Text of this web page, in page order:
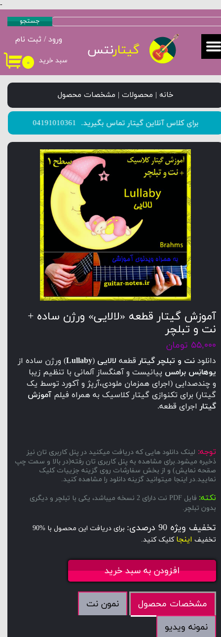
-
۰ سبد خرید
ورود / ثبت نام
حساب کاربری من
تغییر گذر واژه
خروج از حساب کاربری
گیتارنتس
جستجو
خانه | محصولات | مشخصات محصول
​​​​​​​برای کلاس آنلاین گیتار تماس بگیرید. 04191010361
آموزش گیتار قطعه «لالایی» ورژن ساده +
نت و تبلچر
۵۵,۰۰۰ تومان
دانلود نت و تبلچر گیتار قطعه لالایی (
Lullaby) ورژن ساده از
یوهانِس برامس پیانیست و آهنگساز آلمانی با تنظیم زیبا
و چندصدایی (اجرای همزمان ملودی،آرپژ و آکورد توسط یک
گیتار) برای تکنوازی گیتار کلاسیک به همراه فیلم آموزش
گیتار اجرای قطعه.
توجه: لینک دانلود هایی که دریافت میکنید در پنل کاربری تان نیز
ذخیره میشود.برای مشاهده به پنل کاربری تان رفته(در بالا و سمت چپ
صقحه نمایش) و از بخش سفارشات روی گزینه جزییات کلیک
نمایید.در اینجا میتوانید گزینه دانلود را مشاهده کنید.
نکته:
فایل PDF نت دارای 2 نسخه میباشد، یکی با تبلچر و دیگری
بدون تبلچر.
تخفیف ویژه 90 درصدی:
برای دریافت این محصول با %90
تخفیف اینجا کلیک کنید.
افزودن به سبد خرید
مشخصات محصول
نمون نت
نمونه ویدیو